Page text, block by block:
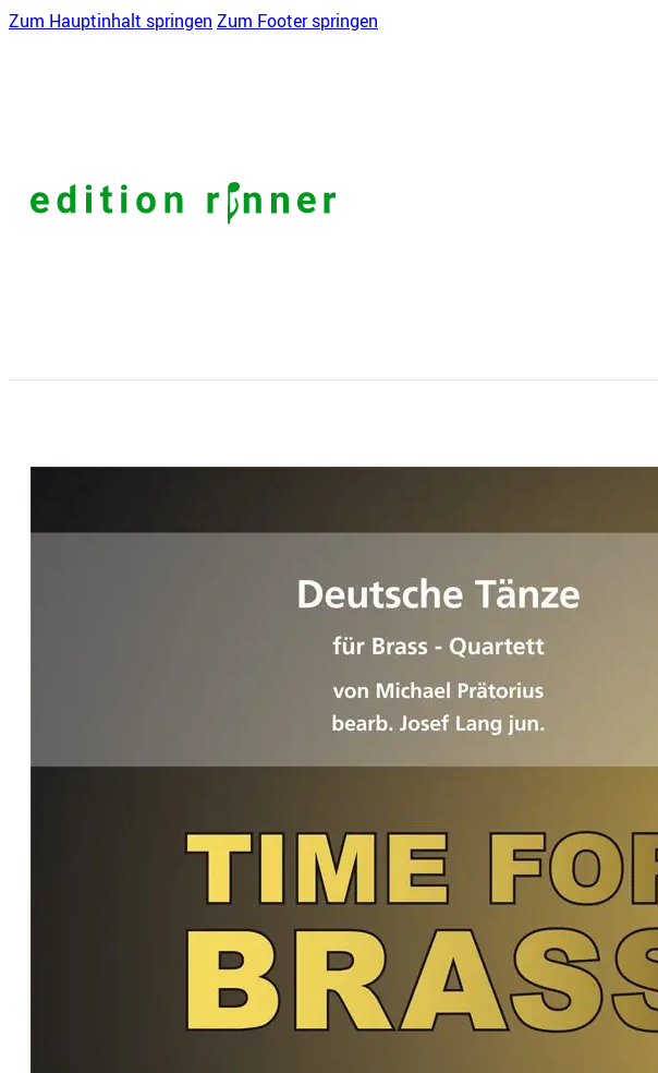
Zum Hauptinhalt springen Zum Footer springen